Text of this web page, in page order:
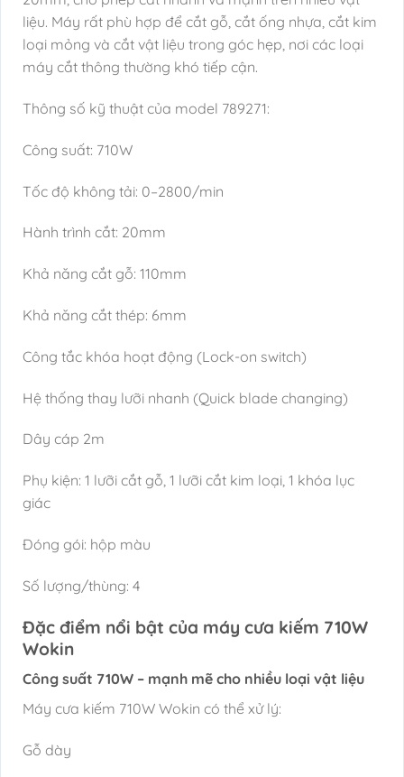
liệu. Máy rất phù hợp để cắt gỗ, cắt ống nhựa, cắt kim
loại mỏng và cắt vật liệu trong góc hẹp, nơi các loại
máy cắt thông thường khó tiếp cận.
Thông số kỹ thuật của model 789271:
Công suất: 710W
Tốc độ không tải: 0–2800/min
Hành trình cắt: 20mm
Khả năng cắt gỗ: 110mm
Khả năng cắt thép: 6mm
Công tắc khóa hoạt động (Lock-on switch)
Hệ thống thay lưỡi nhanh (Quick blade changing)
Dây cáp 2m
Phụ kiện: 1 lưỡi cắt gỗ, 1 lưỡi cắt kim loại, 1 khóa lục
giác
Đóng gói: hộp màu
Số lượng/thùng: 4
Đặc điểm nổi bật của máy cưa kiếm 710W
Wokin
Công suất 710W – mạnh mẽ cho nhiều loại vật liệu
Máy cưa kiếm 710W Wokin có thể xử lý:
Gỗ dày